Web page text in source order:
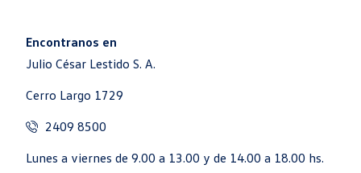
Encontranos en
Julio César Lestido S. A.
Cerro Largo 1729
2409 8500
Lunes a viernes de 9.00 a 13.00 y de 14.00 a 18.00 hs.